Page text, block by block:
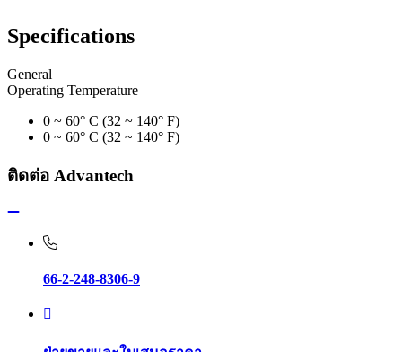
Specifications
General
Operating Temperature
0 ~ 60° C (32 ~ 140° F)
0 ~ 60° C (32 ~ 140° F)
ติดต่อ Advantech
66-2-248-8306-9